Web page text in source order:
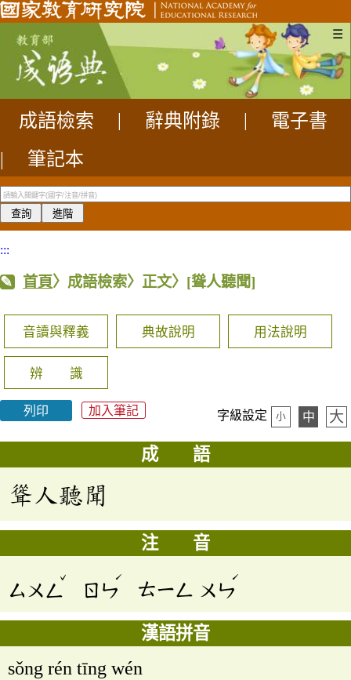
☰
成語檢索 辭典附錄
電子書
|
筆記本
:::
首頁〉成語檢索〉正文〉 [聳人聽聞]
音讀與釋義 典故說明 用法說明
辨 識
列印 加入筆記 字級設定 小 中 大
成 語
聳人聽聞
注 音
ㄙㄨㄥ
ˇ
ㄖㄣ
ˊ
ㄊㄧㄥ ㄨㄣ
ˊ
漢語拼音
sǒng rén tīng wén